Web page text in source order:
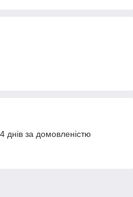
днів за домовленістю